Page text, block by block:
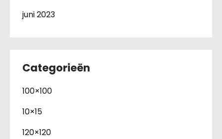
juni 2023
Categorieën
100×100
10×15
120×120